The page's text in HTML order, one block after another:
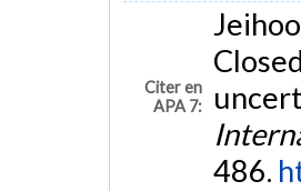
Citer en
APA 7:
486.